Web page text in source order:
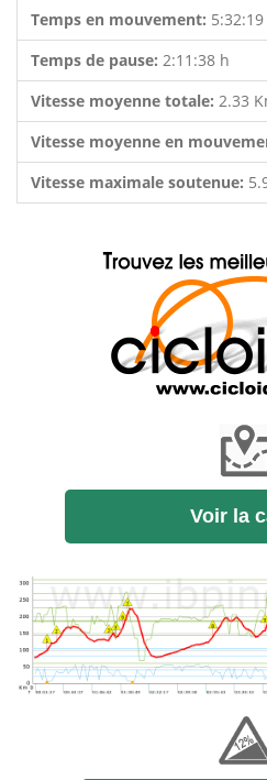
Temps en mouvement:
Temps de pause: 2:11:38 h
Vitesse moyenne totale: 2.33
Vitesse moyenne en
Vitesse maximale soutenue:
Voir la